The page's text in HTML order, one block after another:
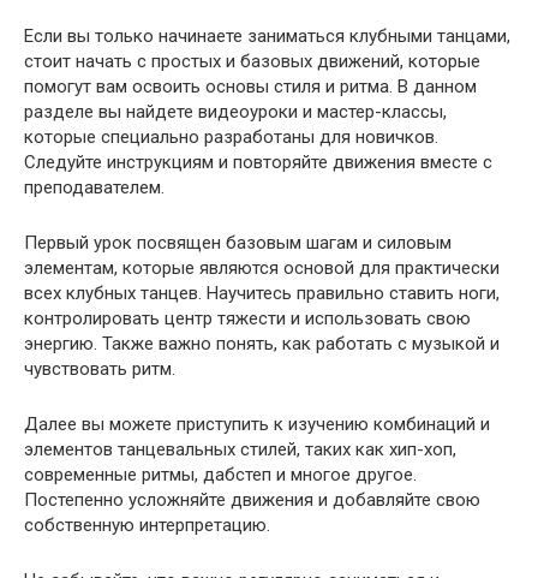
Если вы только начинаете заниматься клубными танцами,
стоит начать с простых и базовых движений, которые
помогут вам освоить основы стиля и ритма. В данном
разделе вы найдете видеоуроки и мастер-классы,
которые специально разработаны для новичков.
Следуйте инструкциям и повторяйте движения вместе с
преподавателем.
Первый урок посвящен базовым шагам и силовым
элементам, которые являются основой для практически
всех клубных танцев. Научитесь правильно ставить ноги,
контролировать центр тяжести и использовать свою
энергию. Также важно понять, как работать с музыкой и
чувствовать ритм.
Далее вы можете приступить к изучению комбинаций и
элементов танцевальных стилей, таких как хип-хоп,
современные ритмы, дабстеп и многое другое.
Постепенно усложняйте движения и добавляйте свою
собственную интерпретацию.